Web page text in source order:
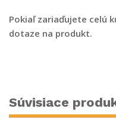
Pokiaľ zariaďujete celú
dotaze na produkt.
Súvisiace